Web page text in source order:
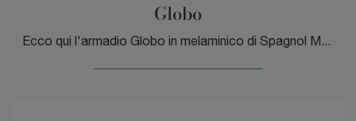
Globo
Ecco qui l'armadio Globo in melaminico di Spagnol Mobili! Una ricca gamma di armadi a ponte con ante battenti.